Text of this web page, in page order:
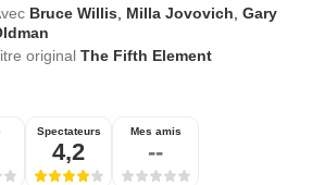
Bruce Willis Milla Jovovich ,Gary
originalThe Fifth Element
Spectateurs
4,2
Mes amis
--